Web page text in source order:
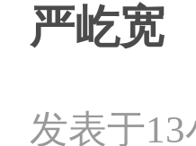
严屹宽
发表于